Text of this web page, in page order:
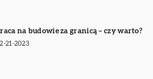
na budowie za granicą – czy warto?
21-2023